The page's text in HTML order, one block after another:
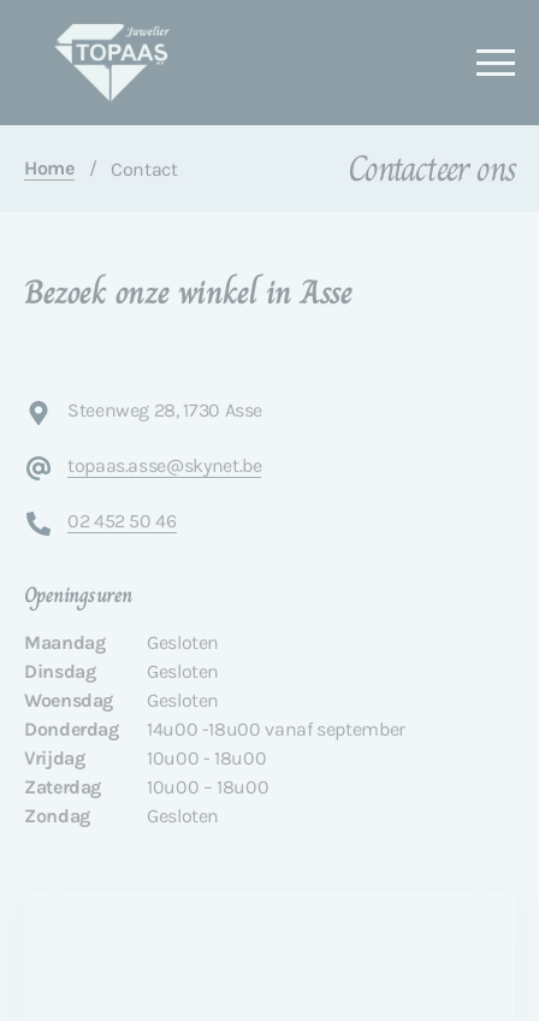
Home / Contact Contacteer ons
Bezoek onze winkel in Asse
Steenweg 28, 1730 Asse
topaas.asse@skynet.be
02 452 50 46
Openingsuren
Maandag
Gesloten
Dinsdag
Gesloten
Woensdag
Gesloten
Donderdag
14u00 -18u00 vanaf september
Vrijdag
10u00 - 18u00
Zaterdag
10u00 – 18u00
Zondag
Gesloten